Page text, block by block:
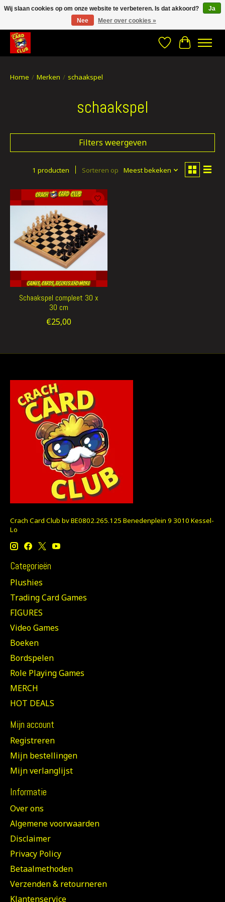
CRACH CARD CLUB , The best place to Geek out!
Verlanglijst
Home / Merken / schaakspel
schaakspel
Filters weergeven
1 producten Sorteren op Meest bekeken
Schaakspel compleet 30 x
30 cm
€25,00
Crach Card Club bv BE0802.265.125 Benedenplein 9 3010 Kessel-
Lo
Categorieën
Plushies
Trading Card Games
FIGURES
Video Games
Boeken
Bordspelen
Role Playing Games
MERCH
HOT DEALS
Mijn account
Registreren
Mijn bestellingen
Mijn verlanglijst
Informatie
Over ons
Algemene voorwaarden
Disclaimer
Privacy Policy
Betaalmethoden
Verzenden & retourneren
Klantenservice
Wij slaan cookies op om onze website te verbeteren. Is dat akkoord?
Ja
Nee
Meer over cookies »